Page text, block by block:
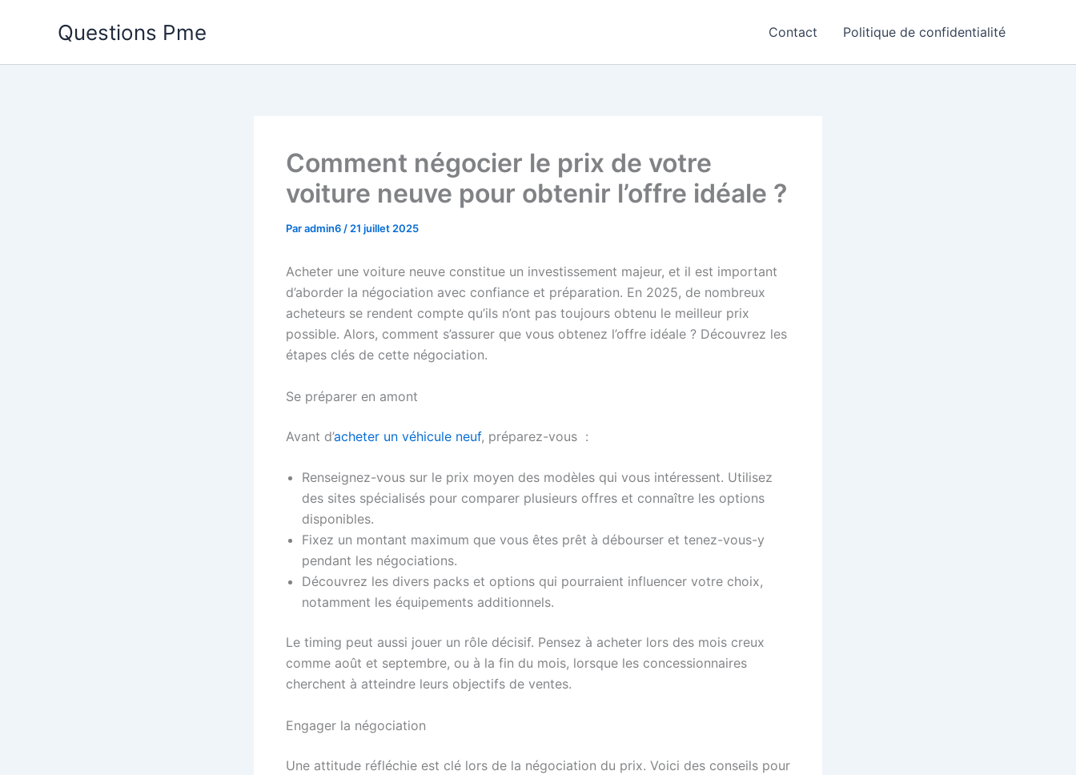
Questions Pme Contact Politique de confidentialité
Comment négocier le prix de votre
voiture neuve pour obtenir l’offre idéale ?
Paradmin6 / 21 juillet 2025
Acheter une voiture neuve constitue un investissement majeur, et il est important
d’aborder la négociation avec confiance et préparation. En 2025, de nombreux
acheteurs se rendent compte qu’ils n’ont pas toujours obtenu le meilleur prix
possible. Alors, comment s’assurer que vous obtenez l’offre idéale ? Découvrez les
étapes clés de cette négociation.
Se préparer en amont
Avant d’acheter un véhicule neuf, préparez-vous :
Renseignez-vous sur le prix moyen des modèles qui vous intéressent. Utilisez
des sites spécialisés pour comparer plusieurs offres et connaître les options
disponibles.
Fixez un montant maximum que vous êtes prêt à débourser et tenez-vous-y
pendant les négociations.
Découvrez les divers packs et options qui pourraient influencer votre choix,
notamment les équipements additionnels.
Le timing peut aussi jouer un rôle décisif. Pensez à acheter lors des mois creux
comme août et septembre, ou à la fin du mois, lorsque les concessionnaires
cherchent à atteindre leurs objectifs de ventes.
Engager la négociation
Une attitude réfléchie est clé lors de la négociation du prix. Voici des conseils pour